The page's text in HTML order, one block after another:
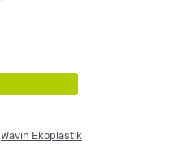
Wavin Ekoplastik